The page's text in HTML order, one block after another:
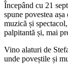
Începând cu 21
spune povestea
muzică și
palpitantă și, mai
Vino alaturi de
unde poveștile și